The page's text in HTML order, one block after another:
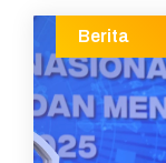
Berita